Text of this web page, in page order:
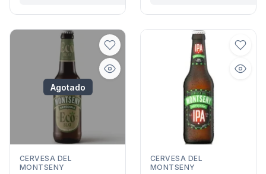
Agotado
CERVESA DEL
MONTSENY
CERVESA DEL
MONTSENY